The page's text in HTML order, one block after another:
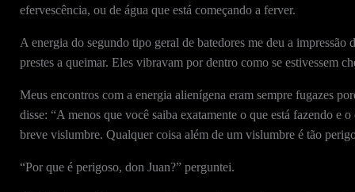
efervescência, ou de água que está começando a ferver.
A energia do segundo tipo geral de batedores me deu a impressão
prestes a queimar. Eles vibravam por dentro como se estivessem
Meus encontros com a energia alienígena eram sempre fugazes
disse: “A menos que você saiba exatamente o que está fazendo e
breve vislumbre. Qualquer coisa além de um vislumbre é tão
“Por que é perigoso, don Juan?” perguntei.